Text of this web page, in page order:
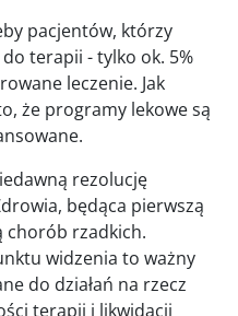
pacjentów, którzy
terapii - tylko ok. 5%
leczenie. Jak
że programy lekowe są
rezolucję
będąca pierwszą
chorób rzadkich.
widzenia to ważny
do działań na rzecz
terapii i likwidacji